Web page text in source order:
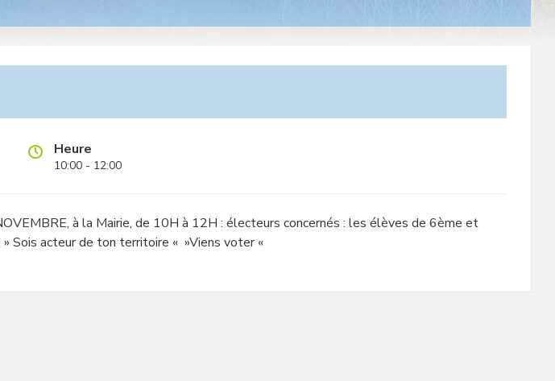
Heure
10:00 - 12:00
à la Mairie, de 10H à 12H : électeurs concernés : les élèves de 6ème et
Sois acteur de ton territoire « »Viens voter «